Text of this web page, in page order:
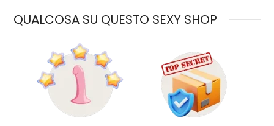
QUALCOSA SU QUESTO SEXY SHOP